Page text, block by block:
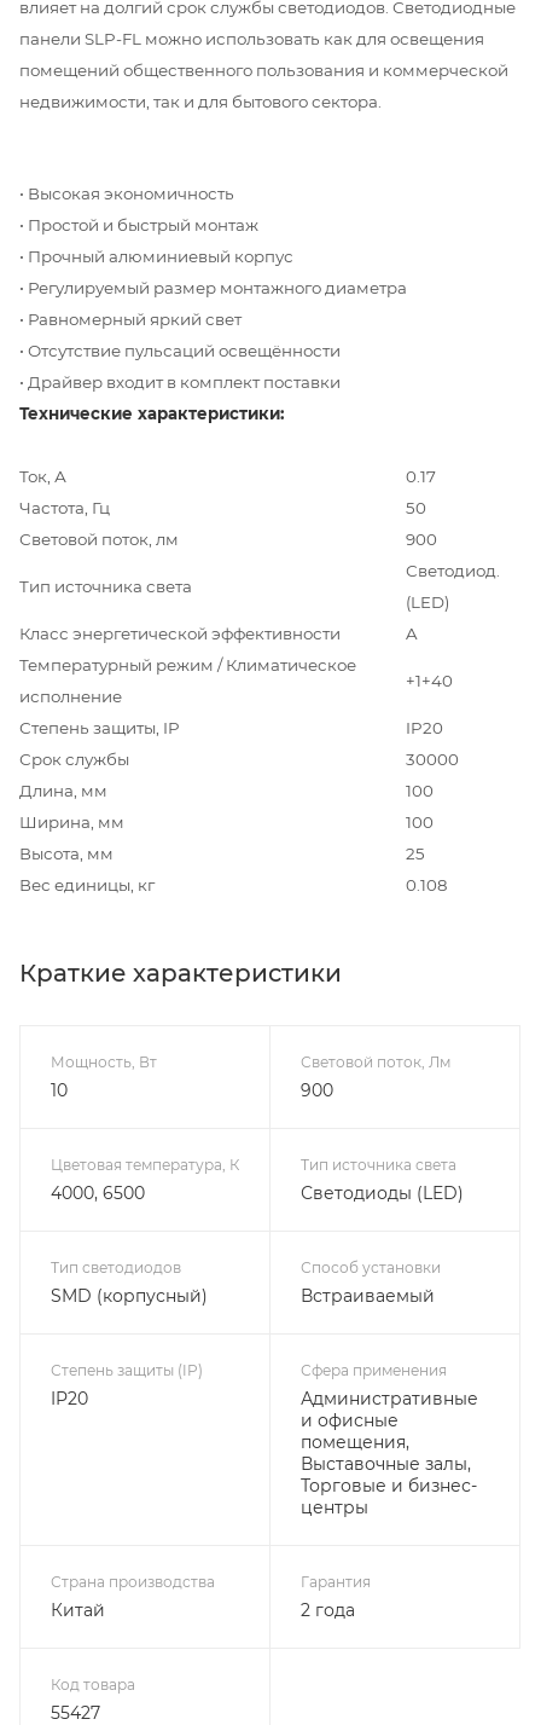
влияет на долгий срок службы светодиодов. Светодиодные
панели SLP-FL можно использовать как для освещения
помещений общественного пользования и коммерческой
недвижимости, так и для бытового сектора.
• Высокая экономичность
• Простой и быстрый монтаж
• Прочный алюминиевый корпус
• Регулируемый размер монтажного диаметра
• Равномерный яркий свет
• Отсутствие пульсаций освещённости
• Драйвер входит в комплект поставки
Технические характеристики:
Ток, А
0.17
Частота, Гц
50
Световой поток, лм
900
Тип источника света
Светодиод.
(LED)
Класс энергетической эффективности
A
Температурный режим / Климатическое
исполнение
+1+40
Степень защиты, IP
IP20
Срок службы
30000
Длина, мм
100
Ширина, мм
100
Высота, мм
25
Вес единицы, кг
0.108
Краткие характеристики
Мощность, Вт
10
Световой поток, Лм
900
Цветовая температура, К
4000, 6500
Тип источника света
Светодиоды (LED)
Тип светодиодов
SMD (корпусный)
Способ установки
Встраиваемый
Степень защиты (IP)
IP20
Сфера применения
Административные
и офисные
помещения,
Выставочные залы,
Торговые и бизнес-
центры
Страна производства
Китай
Гарантия
2 года
Код товара
55427